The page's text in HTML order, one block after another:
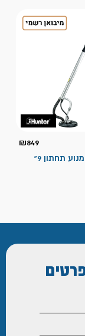
₪849
מלטשת קירות מנוע תחתון 9"